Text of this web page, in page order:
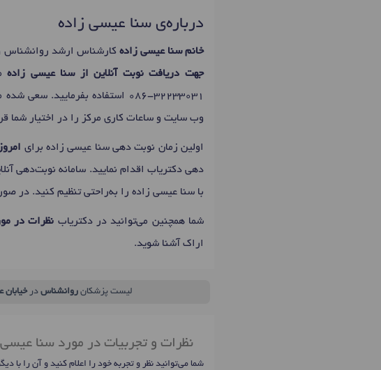
درباره‌ی سنا عیسی زاده
خانم سنا عیسی زاده کارشناس ارشد روانشناس
جهت دریافت نوبت آنلاین از سنا عیسی زاده
086-32233031 استفاده بفرمایید. سعی
وب سایت و ساعات کاری مرکز را در اختیار شما
اولین زمان نوبت دهی سنا عیسی زاده برای امروز
دهی دکتریاب اقدام نمایید. سامانه نوبت‌دهی
با سنا عیسی زاده را به‌راحتی تنظیم کنید. در
شما همچنین می‌توانید در دکتریاب نظرات در
اراک آشنا شوید.
لیست پزشکان روانشناس در خیابان
نظرات و تجربیات در مورد سنا عیسی
شما می‌توانید نظر و تجربه خود را اعلام کنید و آن را با